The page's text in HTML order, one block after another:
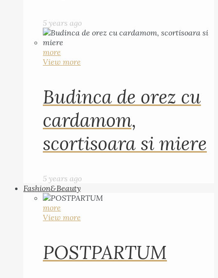
5 years ago
more
View more
Budinca de orez cu
cardamom,
scortisoara si miere
5 years ago
Fashion&Beauty
more
View more
POSTPARTUM